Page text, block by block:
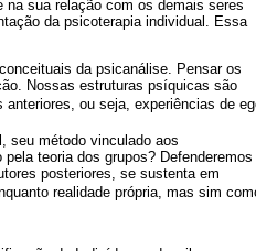
sua relação com os demais seres
da psicoterapia individual. Essa
da psicanálise. Pensar os
Nossas estruturas psíquicas são
anteriores, ou seja, experiências de
seu método vinculado aos
teoria dos grupos? Defenderemos
posteriores, se sustenta em
realidade própria, mas sim